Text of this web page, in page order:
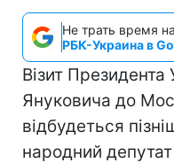
Не трать время
РБК-Украина в
Візит Президента
Януковича до
відбудеться
народний депутат